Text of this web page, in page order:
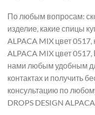
По любым вопросам:
изделие, какие спицы
ALPACA MIX цвет 0517,
ALPACA MIX цвет
нами любым удобным
контактах и получить
консультацию по
DROPS DESIGN